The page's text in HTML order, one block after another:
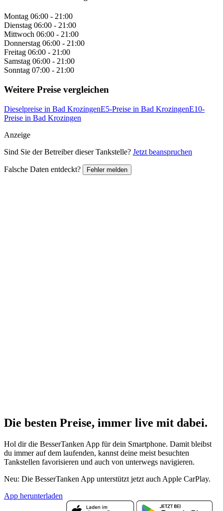
Montag 06:00 - 21:00
Dienstag 06:00 - 21:00
Mittwoch 06:00 - 21:00
Donnerstag 06:00 - 21:00
Freitag 06:00 - 21:00
Samstag 06:00 - 21:00
Sonntag 07:00 - 21:00
Weitere Preise vergleichen
Dieselpreise in Bad KrozingenE5-Preise in Bad KrozingenE10-
Preise in Bad Krozingen
Anzeige
Sind Sie der Betreiber dieser Tankstelle? Jetzt beanspruchen
Falsche Daten entdeckt? Fehler melden
Die besten Preise, immer live mit dabei.
Hol dir die BesserTanken App für dein Smartphone. Damit bleibst
du immer auf dem laufenden, kannst deine meist besuchten
Tankstellen favorisieren und auch von unterwegs navigieren.
Neu: Die BesserTanken App unterstützt jetzt auch Apple CarPlay.
App herunterladen